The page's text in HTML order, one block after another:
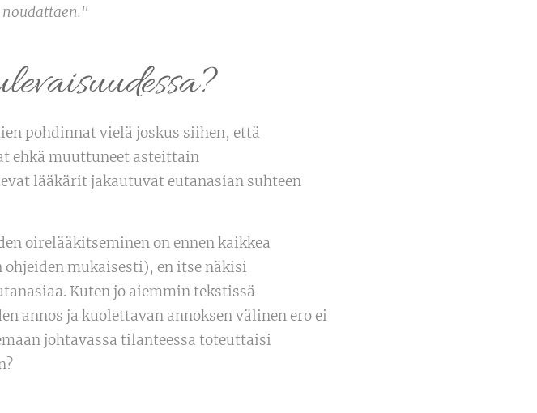
pohdinnat vielä joskus siihen, että
ehkä muuttuneet asteittain
lääkärit jakautuvat eutanasian suhteen
oirelääkitseminen on ennen kaikkea
mukaisesti), en itse näkisi
Kuten jo aiemmin tekstissä
annos ja kuolettavan annoksen välinen ero ei
johtavassa tilanteessa toteuttaisi